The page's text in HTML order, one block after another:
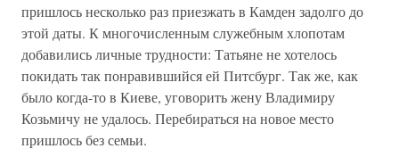
пришлось несколько раз приезжать в Камден задолго до
этой даты. К многочисленным служебным хлопотам
добавились личные трудности: Татьяне не хотелось
покидать так понравившийся ей Питсбург. Так же, как
было когда-то в Киеве, уговорить жену Владимиру
Козьмичу не удалось. Перебираться на новое место
пришлось без семьи.